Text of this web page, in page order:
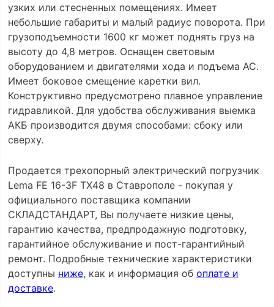
узких или стесненных помещениях. Имеет
небольшие габариты и малый радиус поворота. При
грузоподъемности 1600 кг может поднять груз на
высоту до 4,8 метров. Оснащен световым
оборудованием и двигателями хода и подъема АС.
Имеет боковое смещение каретки вил.
Конструктивно предусмотрено плавное управление
гидравликой. Для удобства обслуживания выемка
АКБ производится двумя способами: сбоку или
сверху.
Продается трехопорный электрический погрузчик
Lema FE 16-3F TX48 в Ставрополе - покупая у
официального поставщика компании
СКЛАДСТАНДАРТ, Вы получаете низкие цены,
гарантию качества, предпродажную подготовку,
гарантийное обслуживание и пост-гарантийный
ремонт. Подробные технические характеристики
доступны ниже, как и информация об оплате и
доставке.